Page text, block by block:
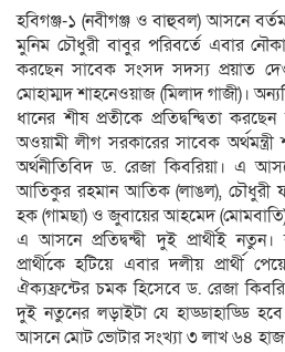
হবিগঞ্জ-১ (নবীগঞ্জ ও বাহুবল) আসনে
মুনিম চৌধুরী বাবুর পরিবর্তে এবার নৌকা
করছেন সাবেক সংসদ সদস্য প্রয়াত
মোহাম্মদ শাহনেওয়াজ (মিলাদ গাজী)।
ধানের শীষ প্রতীকে প্রতিদ্বন্দ্বিতা
অওয়ামী লীগ সরকারের সাবেক
অর্থনীতিবিদ ড. রেজা কিবরিয়া। এ
আতিকুর রহমান আতিক (লাঙল),
হক (গামছা) ও জুবায়ের আহমেদ
এ আসনে প্রতিদ্বন্দ্বী দুই প্রার্থীই
প্রার্থীকে হটিয়ে এবার দলীয় প্রার্থী
ঐক্যফ্রন্টের চমক হিসেবে ড. রেজা
দুই নতুনের লড়াইটা যে হাড্ডাহাড্ডি
আসনে মোট ভোটার সংখ্যা ৩ লাখ ৬৪